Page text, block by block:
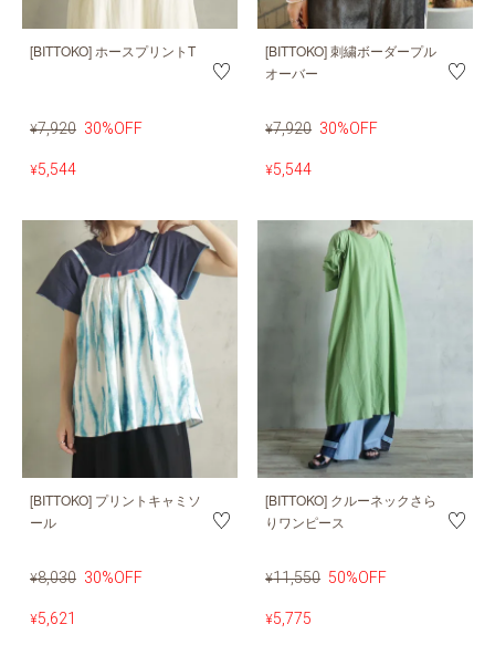
[BITTOKO] ホースプリントT
¥7,920 30%OFF
¥5,544
[BITTOKO] 刺繍ボーダープル
オーバー
¥7,920 30%OFF
¥5,544
[BITTOKO] プリントキャミソ
ール
¥8,030 30%OFF
¥5,621
[BITTOKO] クルーネックさら
りワンピース
¥11,550 50%OFF
¥5,775